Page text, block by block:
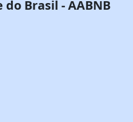
Brasil - AABNB